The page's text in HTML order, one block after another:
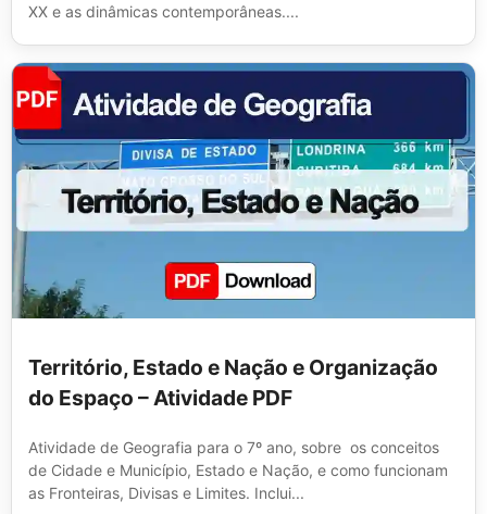
XX e as dinâmicas contemporâneas....
Território, Estado e Nação e Organização
do Espaço – Atividade PDF
Atividade de Geografia para o 7º ano, sobre os conceitos
de Cidade e Município, Estado e Nação, e como funcionam
as Fronteiras, Divisas e Limites. Inclui...